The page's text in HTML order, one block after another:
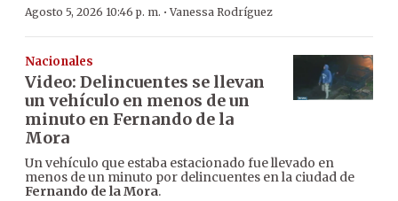
Agosto 5, 2026 10:46 p. m. ·Vanessa Rodríguez
Nacionales
Video: Delincuentes se llevan
un vehículo en menos de un
minuto en Fernando de la
Mora
Un vehículo que estaba estacionado fue llevado en
menos de un minuto por delincuentes en la ciudad de
Fernando de la Mora.